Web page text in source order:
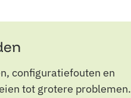
configuratiefouten en
tot grotere problemen.